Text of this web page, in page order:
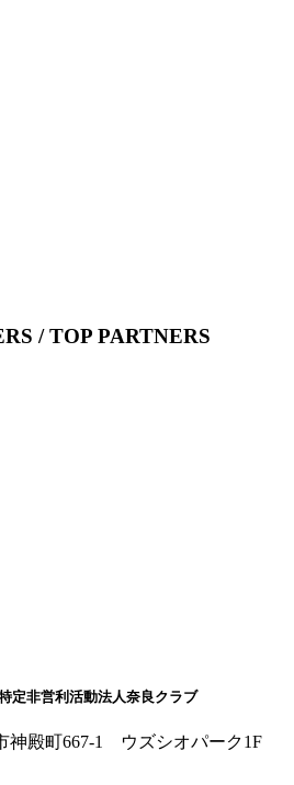
/ TOP PARTNERS
定非営利活動法人奈良クラブ
神殿町667-1
ウズシオパーク1F